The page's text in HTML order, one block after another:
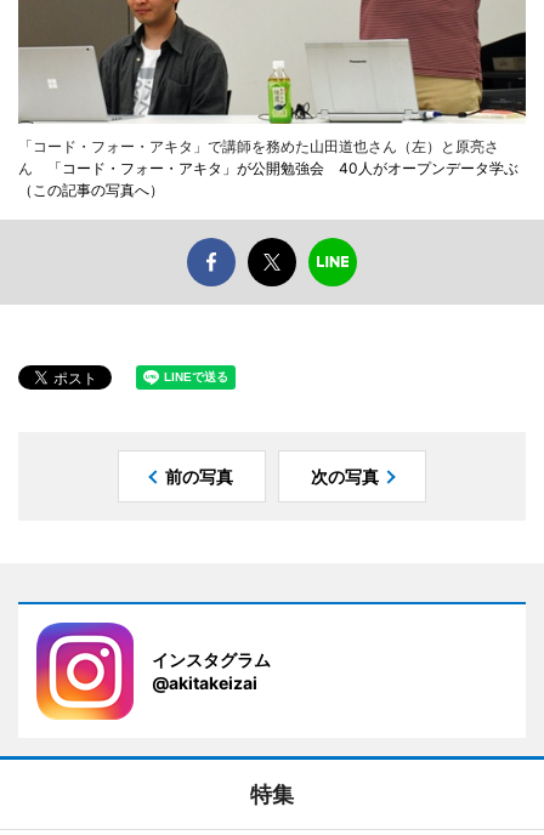
「コード・フォー・アキタ」で講師を務めた山田道也さん（左）と原亮さ
ん
「コード・フォー・アキタ」が公開勉強会 40人がオープンデータ学ぶ
（この記事の写真へ）
前の写真 次の写真
インスタグラム
@akitakeizai
特集